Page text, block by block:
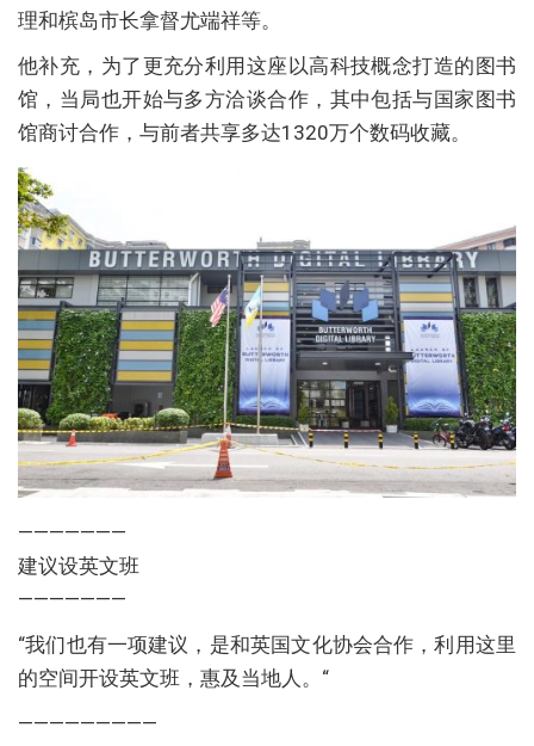
理和槟岛市长拿督尤端祥等。
他补充，为了更充分利用这座以高科技概念打造的图书
馆，当局也开始与多方洽谈合作，其中包括与国家图书
馆商讨合作，与前者共享多达1320万个数码收藏。
———————
建议设英文班
———————
“我们也有一项建议，是和英国文化协会合作，利用这里
的空间开设英文班，惠及当地人。“
—————————